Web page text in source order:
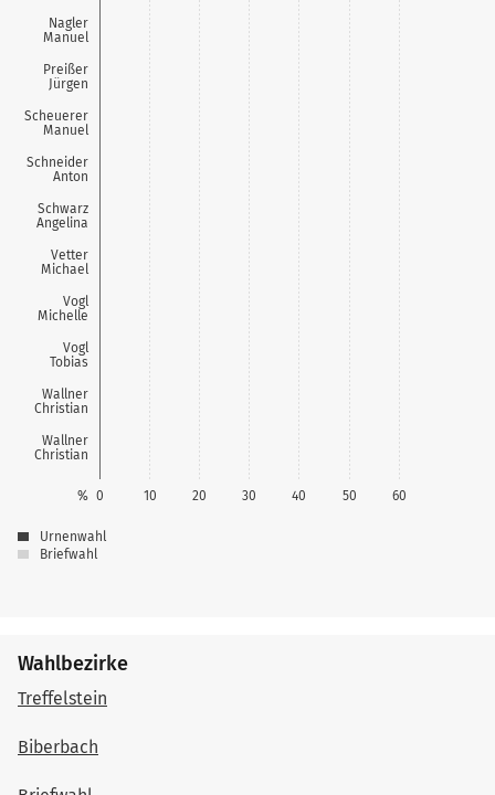
Nagler
Manuel
Preißer
Jürgen
Scheuerer
Manuel
Schneider
Anton
Schwarz
Angelina
Vetter
Michael
Vogl
Michelle
Vogl
Tobias
Wallner
Christian
Wallner
Christian
0 10 20 30 40 50 60
%
Urnenwahl
Briefwahl
Wahlbezirke
Treffelstein
Biberbach